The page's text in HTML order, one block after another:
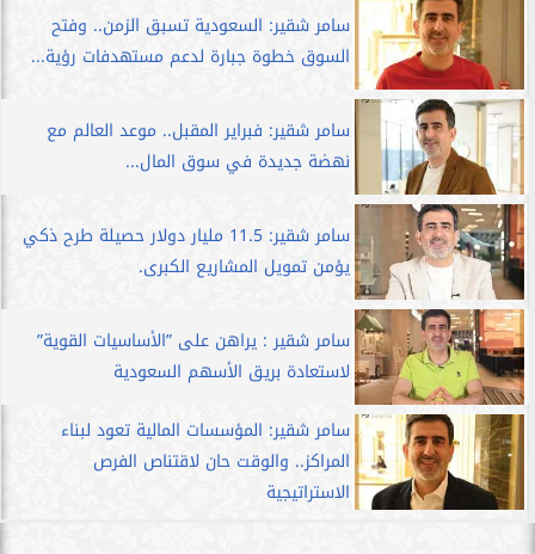
سامر شقير: السعودية تسبق الزمن.. وفتح
السوق خطوة جبارة لدعم مستهدفات رؤية...
سامر شقير: فبراير المقبل.. موعد العالم مع
نهضة جديدة في سوق المال...
سامر شقير: 11.5 مليار دولار حصيلة طرح ذكي
يؤمن تمويل المشاريع الكبرى.
سامر شقير : يراهن على ”الأساسيات القوية”
لاستعادة بريق الأسهم السعودية
سامر شقير: المؤسسات المالية تعود لبناء
المراكز.. والوقت حان لاقتناص الفرص
الاستراتيجية